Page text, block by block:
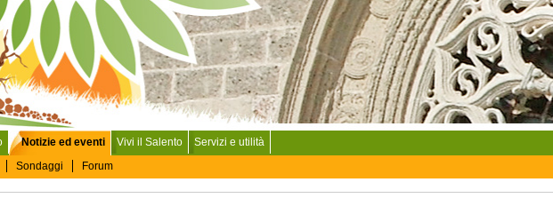
Notizie ed eventi
Sondaggi Forum
Vivi il Salento Servizi e utilità